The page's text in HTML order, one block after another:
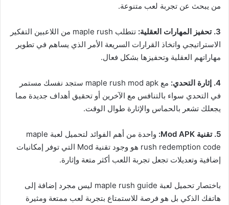
من يبحث عن تجربة لعب متنوعة.
3. تحفيز المهارات العقلية:
تتطلب maple rush من اللاعبين التفكير
الاستراتيجي واتخاذ القرارات السريعة الأمر الذي يساهم في تطوير
مهاراتهم العقلية وتحفيزها بشكل فعال.
4. إثارة التحدي:
مع maple rush mod apk ستجد نفسك مستمر
في التحدي سواء بالتنافس مع الآخرين أو تحقيق أهداف جديدة مما
يجعلك تشعر بالحماس والإثارة طوال الوقت.
5. تقنية Mod APK:
واحدة من أهم الفوائد لتحميل لعبة maple
rush redemption code هو وجود تقنية Mod التي توفر إمكانيات
إضافية وتعديلات تجعل تجربة اللعب أكثر متعة وإثارة.
باختصار تحميل لعبة maple rush guide ليس مجرد إضافة إلى
هاتفك الذكي بل هو فرصة للاستمتاع بتجربة لعب ممتعة ومثيرة